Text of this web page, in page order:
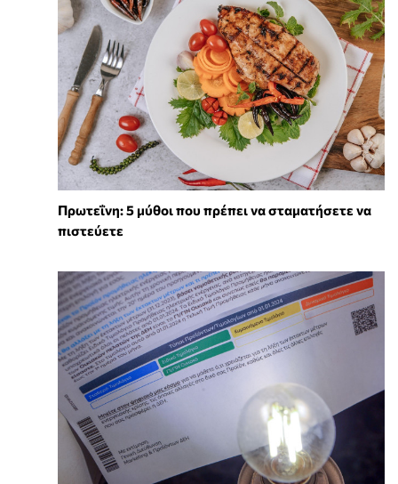
Πρωτεΐνη: 5 μύθοι που πρέπει να σταματήσετε να
πιστεύετε